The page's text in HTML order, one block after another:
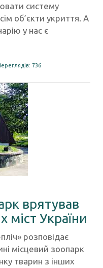
систему
об’єкти укриття. А
у нас є
736
врятував
міст України
розповідає
місцевий зоопарк
тварин з інших